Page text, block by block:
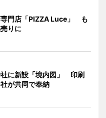
専門店「PIZZA Luce」 も
りに
に新設「境内図」 印刷
が共同で奉納